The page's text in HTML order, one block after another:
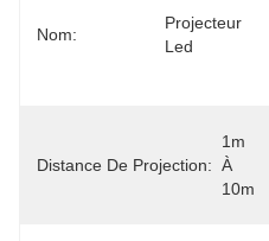
Nom:
Projecteur
Led
Distance De Projection:
1m
À
10m